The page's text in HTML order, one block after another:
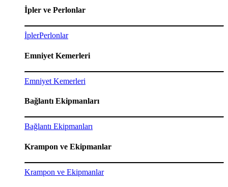
İpler ve Perlonlar
İplerPerlonlar
Emniyet Kemerleri
Emniyet Kemerleri
Bağlantı Ekipmanları
Bağlantı Ekipmanları
Krampon ve Ekipmanlar
Krampon ve Ekipmanlar